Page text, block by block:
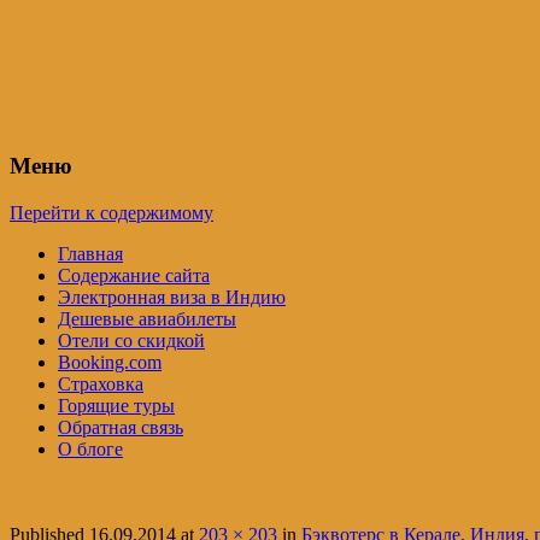
Меню
Перейти к содержимому
Главная
Содержание сайта
Электронная виза в Индию
Дешевые авиабилеты
Отели со скидкой
Booking.com
Страховка
Горящие туры
Обратная связь
О блоге
Published 16.09.2014 at 203 × 203 in Бэквотерс в Керале, Индия,